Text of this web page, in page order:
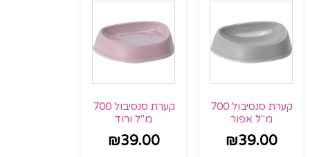
קערת סנסיבול 700
מ"ל אפור
₪39.00
קערת סנסיבול 700
מ"ל ורוד
₪39.00